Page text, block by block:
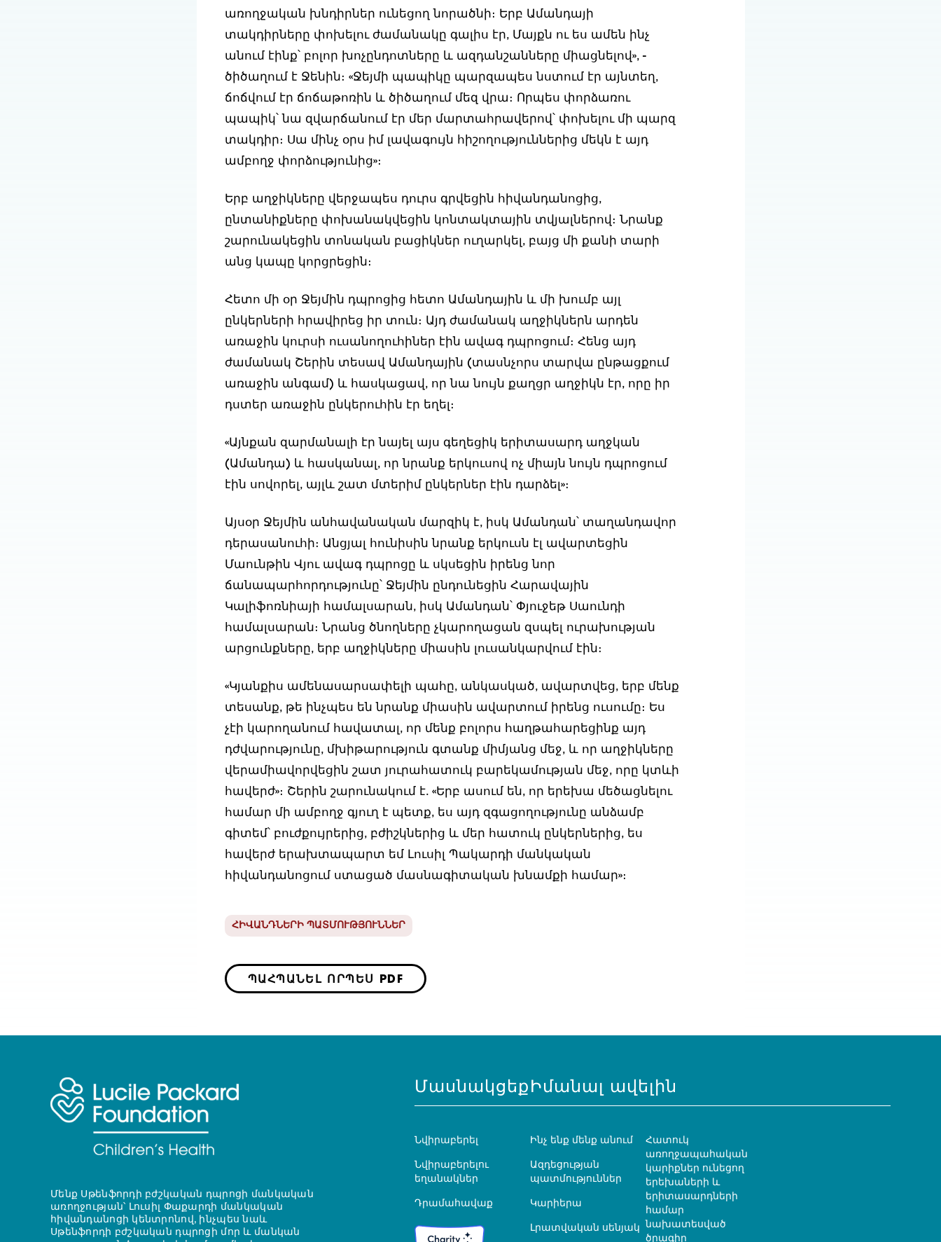
առողջական խնդիրներ ունեցող նորածնի։ Երբ Ամանդայի
տակդիրները փոխելու ժամանակը գալիս էր, Մայքն ու ես ամեն ինչ
անում էինք՝ բոլոր խոչընդոտները և ազդանշանները միացնելով», -
ծիծաղում է Ջենին։ «Ջեյմի պապիկը պարզապես նստում էր այնտեղ,
ճոճվում էր ճոճաթոռին և ծիծաղում մեզ վրա։ Որպես փորձառու
պապիկ՝ նա զվարճանում էր մեր մարտահրավերով՝ փոխելու մի պարզ
տակդիր։ Սա մինչ օրս իմ լավագույն հիշողություններից մեկն է այդ
ամբողջ փորձությունից»։
Երբ աղջիկները վերջապես դուրս գրվեցին հիվանդանոցից,
ընտանիքները փոխանակվեցին կոնտակտային տվյալներով։ Նրանք
շարունակեցին տոնական բացիկներ ուղարկել, բայց մի քանի տարի
անց կապը կորցրեցին։
Հետո մի օր Ջեյմին դպրոցից հետո Ամանդային և մի խումբ այլ
ընկերների հրավիրեց իր տուն։ Այդ ժամանակ աղջիկներն արդեն
առաջին կուրսի ուսանողուհիներ էին ավագ դպրոցում։ Հենց այդ
ժամանակ Շերին տեսավ Ամանդային (տասնչորս տարվա ընթացքում
առաջին անգամ) և հասկացավ, որ նա նույն քաղցր աղջիկն էր, որը իր
դստեր առաջին ընկերուհին էր եղել։
«Այնքան զարմանալի էր նայել այս գեղեցիկ երիտասարդ աղջկան
(Ամանդա) և հասկանալ, որ նրանք երկուսով ոչ միայն նույն դպրոցում
էին սովորել, այլև շատ մտերիմ ընկերներ էին դարձել»։
Այսօր Ջեյմին անհավանական մարզիկ է, իսկ Ամանդան՝ տաղանդավոր
դերասանուհի։ Անցյալ հունիսին նրանք երկուսն էլ ավարտեցին
Մաունթին Վյու ավագ դպրոցը և սկսեցին իրենց նոր
ճանապարհորդությունը՝ Ջեյմին ընդունեցին Հարավային
Կալիֆոռնիայի համալսարան, իսկ Ամանդան՝ Փյուջեթ Սաունդի
համալսարան։ Նրանց ծնողները չկարողացան զսպել ուրախության
արցունքները, երբ աղջիկները միասին լուսանկարվում էին։
«Կյանքիս ամենասարսափելի պահը, անկասկած, ավարտվեց, երբ մենք
տեսանք, թե ինչպես են նրանք միասին ավարտում իրենց ուսումը։ Ես
չէի կարողանում հավատալ, որ մենք բոլորս հաղթահարեցինք այդ
դժվարությունը, մխիթարություն գտանք միմյանց մեջ, և որ աղջիկները
վերամիավորվեցին շատ յուրահատուկ բարեկամության մեջ, որը կտևի
հավերժ»։ Շերին շարունակում է. «Երբ ասում են, որ երեխա մեծացնելու
համար մի ամբողջ գյուղ է պետք, ես այդ զգացողությունը անձամբ
գիտեմ՝ բուժքույրերից, բժիշկներից և մեր հատուկ ընկերներից, ես
հավերժ երախտապարտ եմ Լուսիլ Պակարդի մանկական
հիվանդանոցում ստացած մասնագիտական խնամքի համար»։
ՀԻՎԱՆԴՆԵՐԻ ՊԱՏՄՈՒԹՅՈՒՆՆԵՐ
ՊԱՀՊԱՆԵԼ ՈՐՊԵՍ PDF
Մենք Սթենֆորդի բժշկական դպրոցի մանկական
առողջության՝ Լուսիլ Փաքարդի մանկական
հիվանդանոցի կենտրոնով, ինչպես նաև
Սթենֆորդի բժշկական դպրոցի մոր և մանկան
Մասնակցեք
Նվիրաբերել
Նվիրաբերելու
եղանակներ
Դրամահավաք
Իմանալ ավելին
Ինչ ենք մենք անում
Ազդեցության
պատմություններ
Կարիերա
Լրատվական սենյակ
Հատուկ
առողջապահական
կարիքներ ունեցող
երեխաների և
երիտասարդների
համար
նախատեսված
ծրագիր